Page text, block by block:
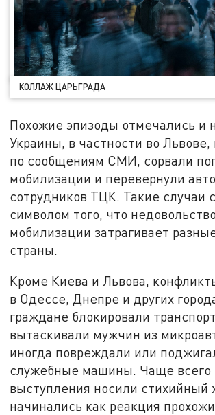
КОЛЛАЖ ЦАРЬГРАДА
Похожие эпизоды отмечались и
Украины, в частности во Львове,
по сообщениям СМИ, сорвали
мобилизации и перевернули
сотрудников ТЦК. Такие случаи
символом того, что
мобилизации затрагивает
страны.
Кроме Киева и Львова,
в Одессе, Днепре и других
граждане блокировали
вытаскивали мужчин из
иногда повреждали или
служебные машины. Чаще всего
выступления носили стихийный
начинались как реакция